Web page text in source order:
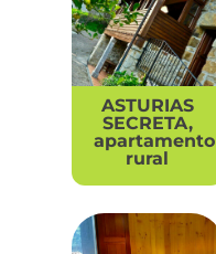
ASTURIAS
SECRETA,
apartamento
rural